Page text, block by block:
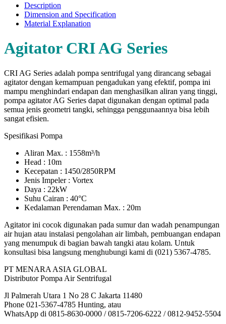
Description
Dimension and Specification
Material Explanation
Agitator CRI AG Series
CRI AG Series adalah pompa sentrifugal yang dirancang sebagai
agitator dengan kemampuan pengadukan yang efektif, pompa ini
mampu menghindari endapan dan menghasilkan aliran yang tinggi,
pompa agitator AG Series dapat digunakan dengan optimal pada
semua jenis geometri tangki, sehingga penggunaannya bisa lebih
sangat efisien.
Spesifikasi Pompa
Aliran Max. : 1558m³/h
Head : 10m
Kecepatan : 1450/2850RPM
Jenis Impeler : Vortex
Daya : 22kW
Suhu Cairan : 40°C
Kedalaman Perendaman Max. : 20m
Agitator ini cocok digunakan pada sumur dan wadah penampungan
air hujan atau instalasi pengolahan air limbah, pembuangan endapan
yang menumpuk di bagian bawah tangki atau kolam. Untuk
konsultasi bisa langsung menghubungi kami di (021) 5367-4785.
PT MENARA ASIA GLOBAL
Distributor Pompa Air Sentrifugal
Jl Palmerah Utara 1 No 28 C Jakarta 11480
Phone 021-5367-4785 Hunting, atau
WhatsApp di 0815-8630-0000 / 0815-7206-6222 / 0812-9452-5504